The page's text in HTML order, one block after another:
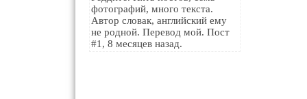
фотографий, много текста.
Автор словак, английский ему
не родной. Перевод мой. Пост
#1, 8 месяцев назад.